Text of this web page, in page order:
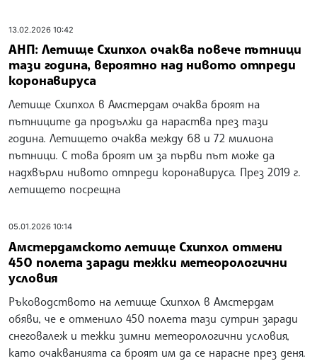
13.02.2026 10:42
АНП: Летище Схипхол очаква повече пътници
тази година, вероятно над нивото отпреди
коронавируса
Летище Схипхол в Амстердам очаква броят на
пътниците да продължи да нараства през тази
година. Летището очаква между 68 и 72 милиона
пътници. С това броят им за първи път може да
надхвърли нивото отпреди коронавируса. През 2019 г.
летището посрещна
05.01.2026 10:14
Амстердамското летище Схипхол отмени
450 полета заради тежки метеорологични
условия
Ръководството на летище Схипхол в Амстердам
обяви, че е отменило 450 полета тази сутрин заради
снеговалеж и тежки зимни метеорологични условия,
като очакванията са броят им да се нарасне през деня.